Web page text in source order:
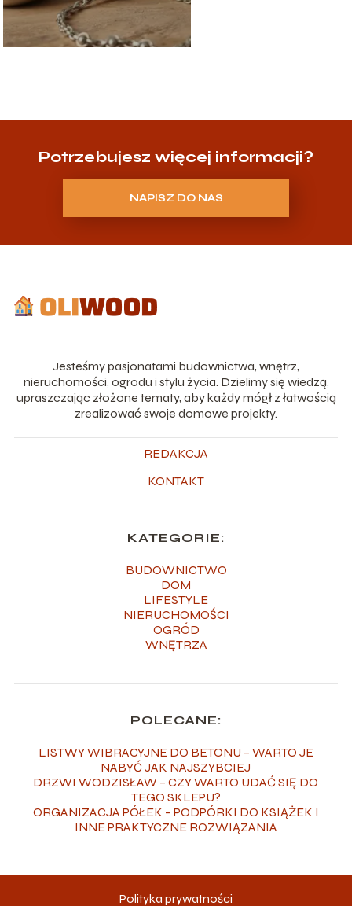
Potrzebujesz więcej informacji?
NAPISZ DO NAS
Jesteśmy pasjonatami budownictwa, wnętrz,
nieruchomości, ogrodu i stylu życia. Dzielimy się wiedzą,
upraszczając złożone tematy, aby każdy mógł z łatwością
zrealizować swoje domowe projekty.
REDAKCJA
KONTAKT
KATEGORIE:
BUDOWNICTWO
DOM
LIFESTYLE
NIERUCHOMOŚCI
OGRÓD
WNĘTRZA
POLECANE:
LISTWY WIBRACYJNE DO BETONU – WARTO JE
NABYĆ JAK NAJSZYBCIEJ
DRZWI WODZISŁAW – CZY WARTO UDAĆ SIĘ DO
TEGO SKLEPU?
ORGANIZACJA PÓŁEK – PODPÓRKI DO KSIĄŻEK I
INNE PRAKTYCZNE ROZWIĄZANIA
Polityka prywatności